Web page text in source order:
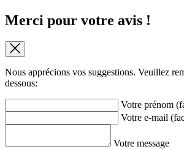
Merci pour votre avis !
Nous apprécions vos suggestions. Veuillez
dessous:
Votre prénom
Votre e-mail
Votre message